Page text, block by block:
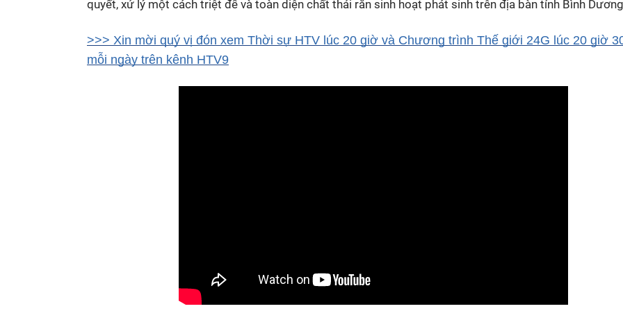
quyết, xử lý một cách triệt để và toàn diện chất thải rắn sinh hoạt phát sinh trên địa bàn tỉnh Bình
>>> Xin mời quý vị đón xem Thời sự HTV lúc 20 giờ và Chương trình Thế giới 24G lúc 20 giờ
mỗi ngày trên kênh HTV9